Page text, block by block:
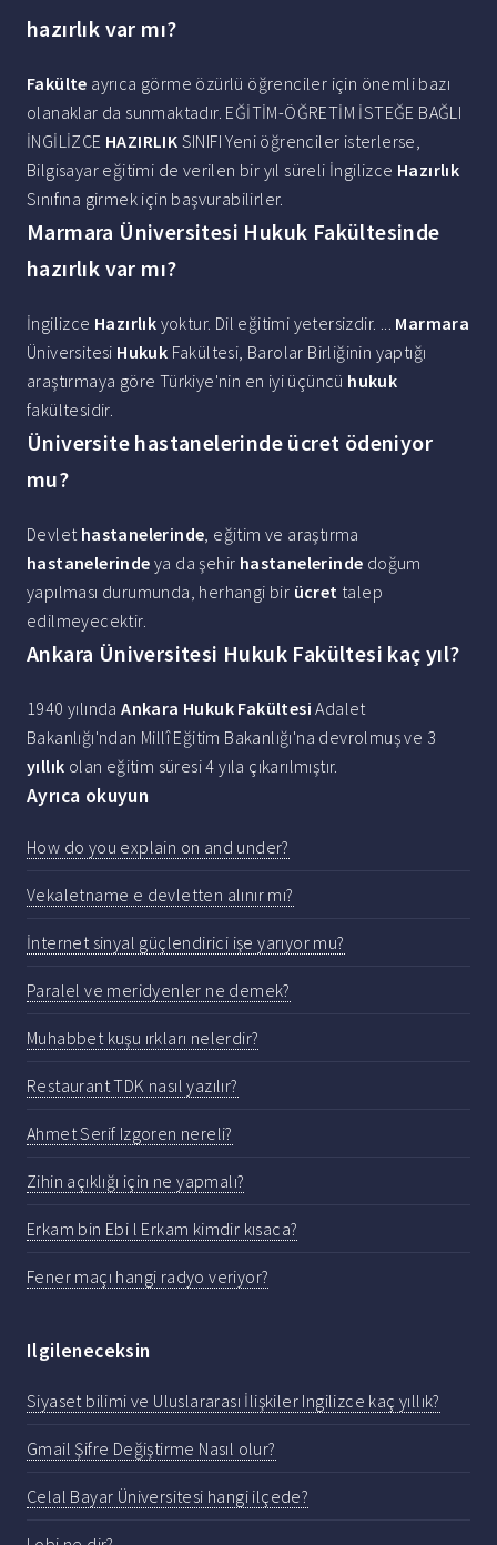
hazırlık var mı?
Fakülte ayrıca görme özürlü öğrenciler için önemli bazı
olanaklar da sunmaktadır. EĞİTİM-ÖĞRETİM İSTEĞE BAĞLI
İNGİLİZCE HAZIRLIK SINIFI Yeni öğrenciler isterlerse,
Bilgisayar eğitimi de verilen bir yıl süreli İngilizce Hazırlık
Sınıfına girmek için başvurabilirler.
Marmara Üniversitesi Hukuk Fakültesinde
hazırlık var mı?
İngilizce Hazırlık yoktur. Dil eğitimi yetersizdir. ... Marmara
Üniversitesi Hukuk Fakültesi, Barolar Birliğinin yaptığı
araştırmaya göre Türkiye'nin en iyi üçüncü hukuk
fakültesidir.
Üniversite hastanelerinde ücret ödeniyor
mu?
Devlet hastanelerinde, eğitim ve araştırma
hastanelerinde ya da şehir hastanelerinde doğum
yapılması durumunda, herhangi bir ücret talep
edilmeyecektir.
Ankara Üniversitesi Hukuk Fakültesi kaç yıl?
1940 yılındaAnkara Hukuk Fakültesi Adalet
Bakanlığı'ndan Millî Eğitim Bakanlığı'na devrolmuş ve 3
yıllık olan eğitim süresi 4 yıla çıkarılmıştır.
Ayrıca okuyun
How do you explain on and under?
Vekaletname e devletten alınır mı?
İnternet sinyal güçlendirici işe yarıyor mu?
Paralel ve meridyenler ne demek?
Muhabbet kuşu ırkları nelerdir?
Restaurant TDK nasıl yazılır?
Ahmet Serif Izgoren nereli?
Zihin açıklığı için ne yapmalı?
Erkam bin Ebi l Erkam kimdir kısaca?
Fener maçı hangi radyo veriyor?
Ilgileneceksin
Siyaset bilimi ve Uluslararası İlişkiler Ingilizce kaç yıllık?
Gmail Şifre Değiştirme Nasıl olur?
Celal Bayar Üniversitesi hangi ilçede?